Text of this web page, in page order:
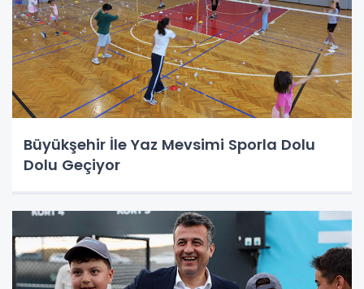
Büyükşehir İle Yaz Mevsimi Sporla Dolu
Dolu Geçiyor